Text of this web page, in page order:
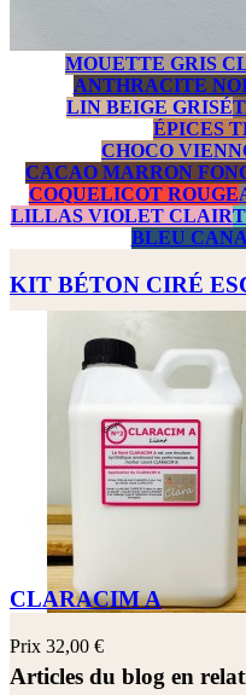
MOUETTE GRIS
ANTHRACITE
LIN BEIGE GRISÉ
ÉPICES
CHOCO
CACAO MARRON
COQUELICOT ROUGE
LILLAS VIOLET CLAIR
BLEU
KIT BÉTON CIRÉ
CLARACIM A
Prix 32,00 €
Articles du blog en